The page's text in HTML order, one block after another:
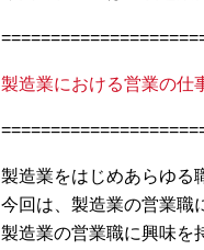
製造業における営業の仕
製造業をはじめあらゆる
今回は、製造業の営業職
製造業の営業職に興味を